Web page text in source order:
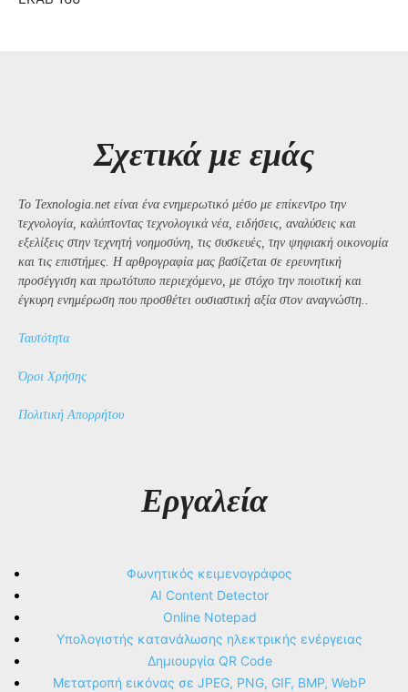
Σχετικά με εμάς
Το Texnologia.net είναι ένα ενημερωτικό μέσο με επίκεντρο την
τεχνολογία, καλύπτοντας τεχνολογικά νέα, ειδήσεις, αναλύσεις και
εξελίξεις στην τεχνητή νοημοσύνη, τις συσκευές, την ψηφιακή οικονομία
και τις επιστήμες. Η αρθρογραφία μας βασίζεται σε ερευνητική
προσέγγιση και πρωτότυπο περιεχόμενο, με στόχο την ποιοτική και
έγκυρη ενημέρωση που προσθέτει ουσιαστική αξία στον αναγνώστη..
Ταυτότητα
Όροι Χρήσης
Πολιτική Απορρήτου
Εργαλεία
Φωνητικός κειμενογράφος
AI Content Detector
Online Notepad
Υπολογιστής κατανάλωσης ηλεκτρικής ενέργειας
Δημιουργία QR Code
Μετατροπή εικόνας σε JPEG, PNG, GIF, BMP, WebP